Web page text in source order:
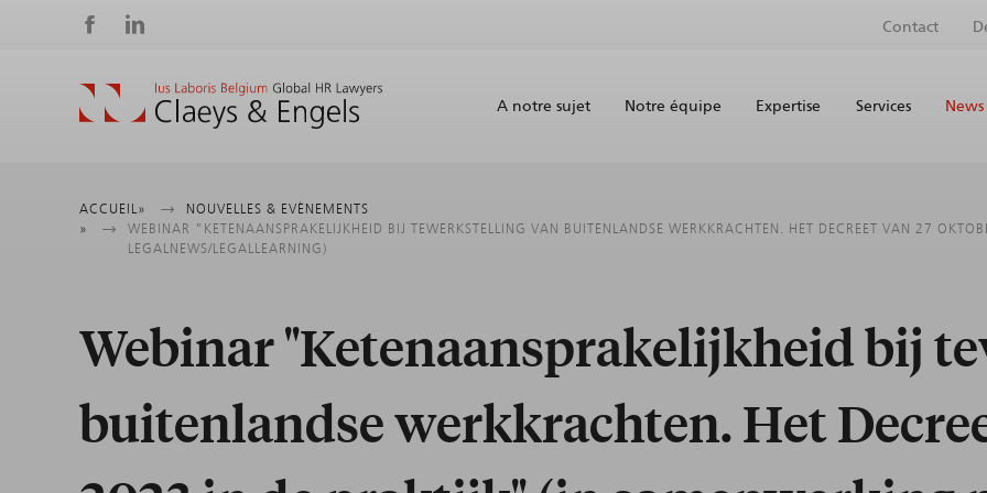
Social
media
Contact
A notre sujet Notre équipe Expertise Services
Fil
ACCUEIL
NOUVELLES & EVÈNEMENTS
WEBINAR "KETENAANSPRAKELIJKHEID BIJ TEWERKSTELLING VAN BUITENLANDSE WERKKRACHTEN. HET DECREET VAN 27
LEGALNEWS/LEGALLEARNING)
Webinar "Ketenaansprakelijkheid bij
buitenlandse werkkrachten. Het